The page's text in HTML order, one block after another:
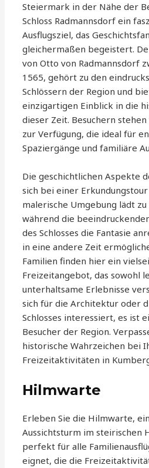
Steiermark in der Nähe der
Schloss Radmannsdorf ein
Ausflugsziel, das
gleichermaßen begeistert.
von Otto von Radmannsdorf
1565, gehört zu den
Schlössern der Region und
einzigartigen Einblick in die
dieser Zeit. Besuchern
zur Verfügung, die ideal für
Spaziergänge und familiäre
Die geschichtlichen Aspekte
sich bei einer
malerische Umgebung lädt
während die
des Schlosses die Fantasie
in eine andere Zeit
Familien finden hier ein
Freizeitangebot, das sowohl
unterhaltsame Erlebnisse
sich für die Architektur oder
Schlosses interessiert, es ist
Besucher der Region.
historische Wahrzeichen bei
Freizeitaktivitäten in
Hilmwarte
Erleben Sie die Hilmwarte,
Aussichtsturm im steirischen
perfekt für alle
eignet, die die